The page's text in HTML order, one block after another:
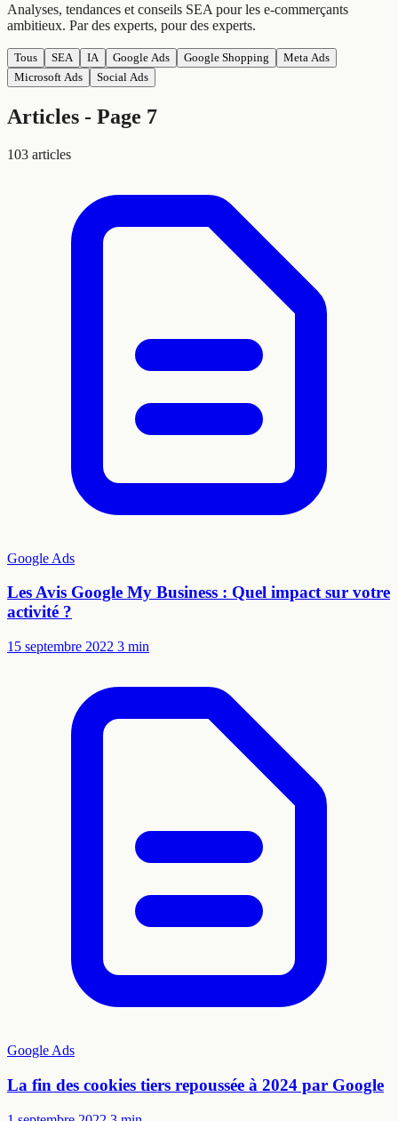
Analyses, tendances et conseils SEA pour les e-commerçants
ambitieux. Par des experts, pour des experts.
Tous SEA IA Google Ads Google Shopping
Meta Ads
Microsoft Ads
Social Ads
Articles - Page 7
103 articles
Google Ads
Les Avis Google My Business : Quel impact sur votre
activité ?
15 septembre 2022 3 min
Google Ads
La fin des cookies tiers repoussée à 2024 par Google